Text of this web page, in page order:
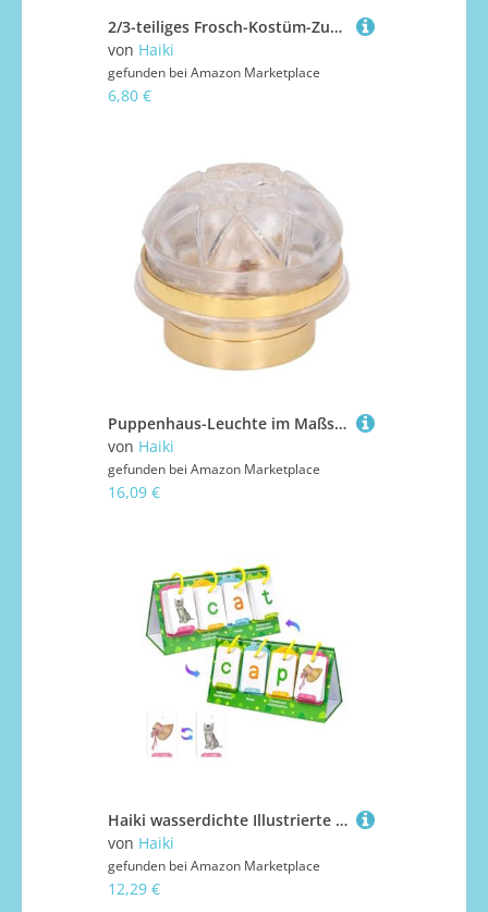
2/3-teiliges Frosch-Kostüm-Zubehör-Set, Ohren, Stirnband, Schwanz, Fliege für Kinder, Jungen, Mädchen, Halloween, Party, Cosplay-Zubehör
von Haiki
gefunden bei Amazon Marketplace
6,80 €
Puppenhaus-Leuchte im Maßstab 1:12, Miniatur-Möbel, Rollenspiel für Kinder, Puppenhaus-Möbelmodell für transparente Hängelampe
von Haiki
gefunden bei Amazon Marketplace
16,09 €
Haiki wasserdichte Illustrierte Worterkennungskarten Für Kinder Vorschulalter Tragbares Lernen Ungiftiger Kinder Wortlernen
von Haiki
gefunden bei Amazon Marketplace
12,29 €